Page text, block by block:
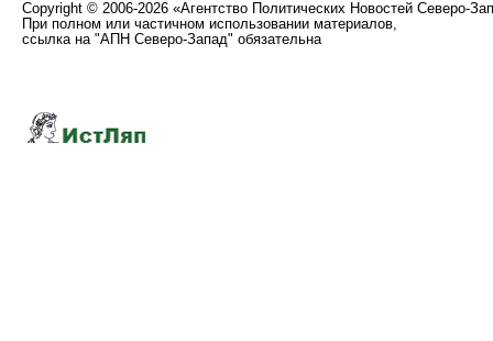
Copyright © 2006-2026 «Агентство Политических Новостей Северо-
При полном или частичном использовании материалов,
ссылка на "АПН Северо-Запад" обязательна